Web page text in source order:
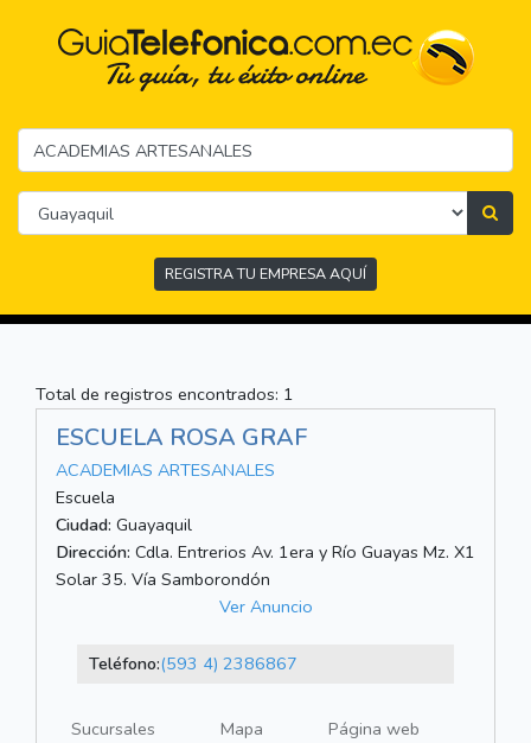
REGISTRA TU EMPRESA AQUÍ
Total de registros encontrados: 1
ESCUELA ROSA GRAF
ACADEMIAS ARTESANALES
Escuela
Ciudad: Guayaquil
Dirección: Cdla. Entrerios Av. 1era y Río Guayas Mz. X1
Solar 35. Vía Samborondón
Ver Anuncio
Teléfono:(593 4) 2386867
Sucursales Mapa
Página web